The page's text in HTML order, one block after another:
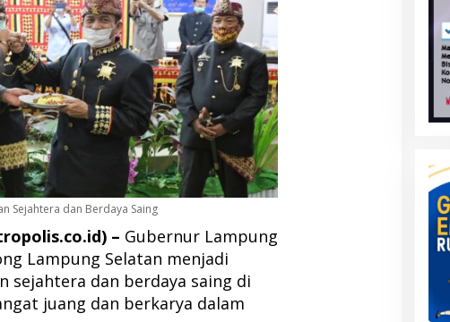
Sejahtera dan Berdaya Saing
– Gubernur Lampung
Lampung Selatan menjadi
sejahtera dan berdaya saing di
juang dan berkarya dalam